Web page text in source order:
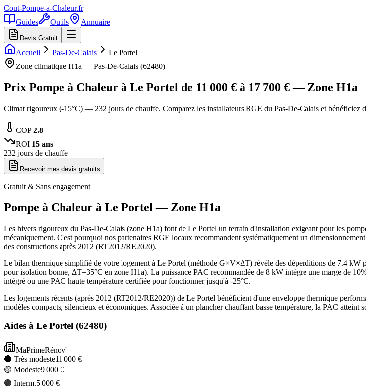
Cout-Pompe-a-Chaleur.fr
Guides
Outils Annuaire
Devis Gratuit
Accueil Pas-De-Calais
Le Portel
Zone climatique H1a — Pas-De-Calais (62480)
Prix Pompe à Chaleur à Le Portel de 11 000 € à 17 700 € — Zone H1a
Climat rigoureux (-15°C) — 232 jours de chauffe. Comparez les installateurs RGE du Pas-De-Calais et bénéficiez
COP2.8
ROI 15 ans
232 jours de chauffe
Recevoir mes devis gratuits
Gratuit & Sans engagement
Pompe à Chaleur à Le Portel — Zone H1a
Les hivers rigoureux du Pas-De-Calais (zone H1a) font de Le Portel un terrain d'installation exigeant pour les
mécaniquement. C'est pourquoi nos partenaires RGE locaux recommandent systématiquement un
des constructions après 2012 (RT2012/RE2020).
Le bilan thermique simplifié de votre logement à Le Portel (méthode G×V×ΔT) révèle des déperditions de 7.4
pour isolation bonne, ΔT=35°C en zone H1a). La puissance PAC recommandée de 8 kW intègre une marge de
intégré ou une PAC haute température certifiée pour fonctionner jusqu'à -25°C.
Les logements récents (après 2012 (RT2012/RE2020)) de Le Portel bénéficient d'une enveloppe thermique
modèles compacts, silencieux et économiques. Associée à un plancher chauffant basse température, la PAC
Aides à Le Portel (62480)
MaPrimeRénov'
🔵 Très modeste11 000 €
🟡 Modeste9 000 €
🟣 Interm.5 000 €